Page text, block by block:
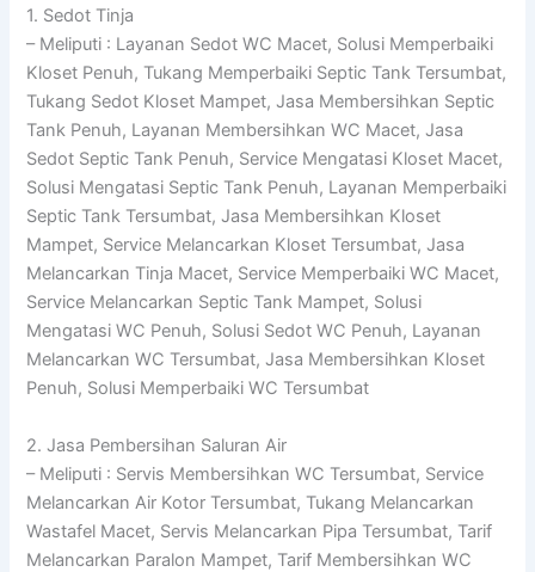
1. Sedot Tinja
– Meliputi : Layanan Sedot WC Macet, Solusi Memperbaiki
Kloset Penuh, Tukang Memperbaiki Septic Tank Tersumbat,
Tukang Sedot Kloset Mampet, Jasa Membersihkan Septic
Tank Penuh, Layanan Membersihkan WC Macet, Jasa
Sedot Septic Tank Penuh, Service Mengatasi Kloset Macet,
Solusi Mengatasi Septic Tank Penuh, Layanan Memperbaiki
Septic Tank Tersumbat, Jasa Membersihkan Kloset
Mampet, Service Melancarkan Kloset Tersumbat, Jasa
Melancarkan Tinja Macet, Service Memperbaiki WC Macet,
Service Melancarkan Septic Tank Mampet, Solusi
Mengatasi WC Penuh, Solusi Sedot WC Penuh, Layanan
Melancarkan WC Tersumbat, Jasa Membersihkan Kloset
Penuh, Solusi Memperbaiki WC Tersumbat
2. Jasa Pembersihan Saluran Air
– Meliputi : Servis Membersihkan WC Tersumbat, Service
Melancarkan Air Kotor Tersumbat, Tukang Melancarkan
Wastafel Macet, Servis Melancarkan Pipa Tersumbat, Tarif
Melancarkan Paralon Mampet, Tarif Membersihkan WC